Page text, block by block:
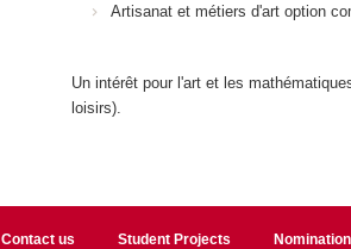
Artisanat et métiers d'art option
Un intérêt pour l'art et les
loisirs).
Contact us Student Projects